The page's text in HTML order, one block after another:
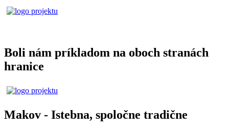
Boli nám príkladom na oboch stranách
hranice
Makov - Istebna, spoločne tradične